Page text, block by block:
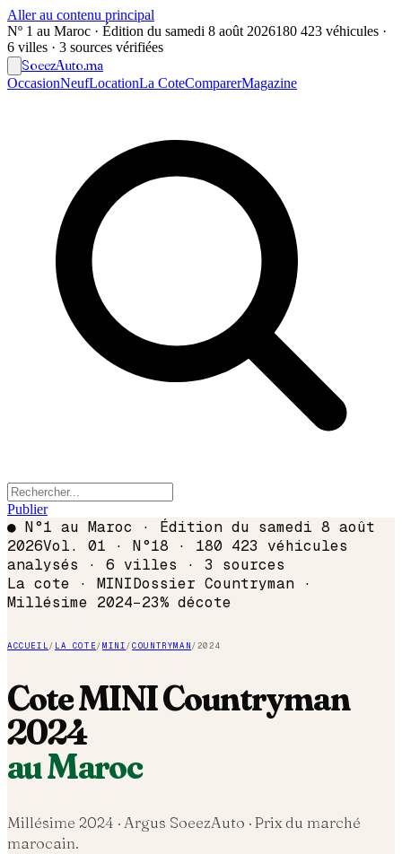
Aller au contenu principal
Nº 1 au Maroc · Édition du samedi 8 août 2026180 423 véhicules ·
6 villes · 3 sources vérifiées
SoeezAuto.ma
OccasionNeufLocationLa CoteComparerMagazine
Publier
● N°1 au Maroc · Édition du samedi 8 août
2026Vol. 01 · N°18 · 180 423 véhicules
analysés · 6 villes · 3 sources
La cote · MINIDossier Countryman ·
Millésime 2024−23% décote
ACCUEIL/ LA COTE/MINI/COUNTRYMAN/2024
CoteMINICountryman
2024
au Maroc
Millésime 2024 · Argus SoeezAuto · Prix du marché
marocain.